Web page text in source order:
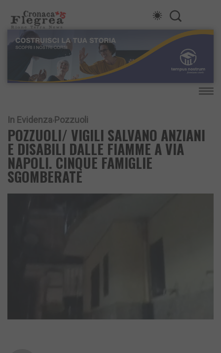
In Evidenza Pozzuoli
POZZUOLI/ VIGILI SALVANO ANZIANI
E DISABILI DALLE FIAMME A VIA
NAPOLI. CINQUE FAMIGLIE
SGOMBERATE